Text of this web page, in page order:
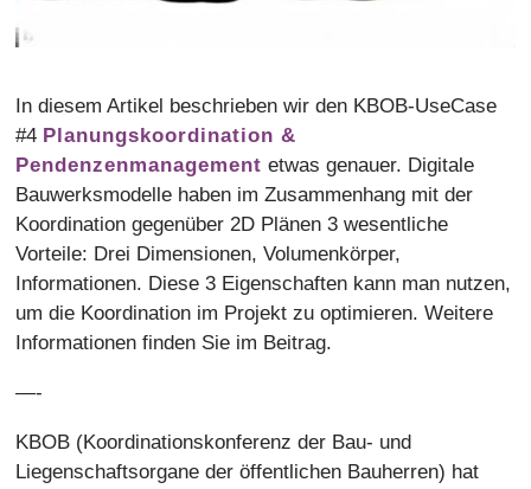
In diesem Artikel beschrieben wir den KBOB-UseCase
#4 Planungskoordination &
Pendenzenmanagement etwas genauer. Digitale
Bauwerksmodelle haben im Zusammenhang mit der
Koordination gegenüber 2D Plänen 3 wesentliche
Vorteile: Drei Dimensionen, Volumenkörper,
Informationen. Diese 3 Eigenschaften kann man nutzen,
um die Koordination im Projekt zu optimieren. Weitere
Informationen finden Sie im Beitrag.
—-
KBOB (Koordinationskonferenz der Bau- und
Liegenschaftsorgane der öffentlichen Bauherren) hat